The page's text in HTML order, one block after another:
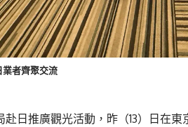
者齊聚交流
赴日推廣觀光活動，昨（13）日在